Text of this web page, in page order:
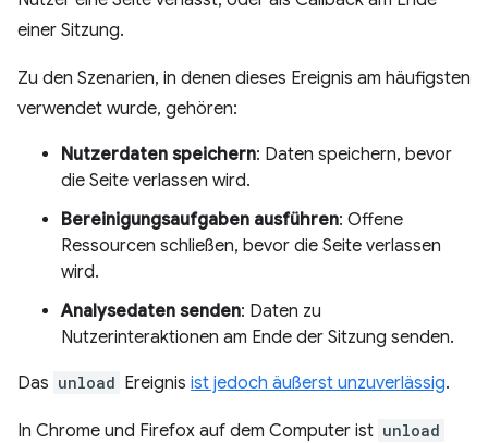
einer Sitzung.
Zu den Szenarien, in denen dieses Ereignis am häufigsten
verwendet wurde, gehören:
Nutzerdaten speichern: Daten speichern, bevor
die Seite verlassen wird.
Bereinigungsaufgaben ausführen: Offene
Ressourcen schließen, bevor die Seite verlassen
wird.
Analysedaten senden: Daten zu
Nutzerinteraktionen am Ende der Sitzung senden.
Das unload Ereignis ist jedoch äußerst unzuverlässig.
In Chrome und Firefox auf dem Computer ist unload